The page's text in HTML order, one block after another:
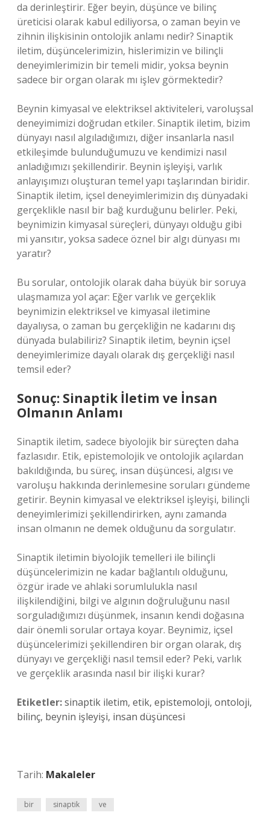
da derinleştirir. Eğer beyin, düşünce ve bilinç
üreticisi olarak kabul ediliyorsa, o zaman beyin ve
zihnin ilişkisinin ontolojik anlamı nedir? Sinaptik
iletim, düşüncelerimizin, hislerimizin ve bilinçli
deneyimlerimizin bir temeli midir, yoksa beynin
sadece bir organ olarak mı işlev görmektedir?
Beynin kimyasal ve elektriksel aktiviteleri, varoluşsal
deneyimimizi doğrudan etkiler. Sinaptik iletim, bizim
dünyayı nasıl algıladığımızı, diğer insanlarla nasıl
etkileşimde bulunduğumuzu ve kendimizi nasıl
anladığımızı şekillendirir. Beynin işleyişi, varlık
anlayışımızı oluşturan temel yapı taşlarından biridir.
Sinaptik iletim, içsel deneyimlerimizin dış dünyadaki
gerçeklikle nasıl bir bağ kurduğunu belirler. Peki,
beynimizin kimyasal süreçleri, dünyayı olduğu gibi
mi yansıtır, yoksa sadece öznel bir algı dünyası mı
yaratır?
Bu sorular, ontolojik olarak daha büyük bir soruya
ulaşmamıza yol açar: Eğer varlık ve gerçeklik
beynimizin elektriksel ve kimyasal iletimine
dayalıysa, o zaman bu gerçekliğin ne kadarını dış
dünyada bulabiliriz? Sinaptik iletim, beynin içsel
deneyimlerimize dayalı olarak dış gerçekliği nasıl
temsil eder?
Sonuç: Sinaptik İletim ve İnsan
Olmanın Anlamı
Sinaptik iletim, sadece biyolojik bir süreçten daha
fazlasıdır. Etik, epistemolojik ve ontolojik açılardan
bakıldığında, bu süreç, insan düşüncesi, algısı ve
varoluşu hakkında derinlemesine soruları gündeme
getirir. Beynin kimyasal ve elektriksel işleyişi, bilinçli
deneyimlerimizi şekillendirirken, aynı zamanda
insan olmanın ne demek olduğunu da sorgulatır.
Sinaptik iletimin biyolojik temelleri ile bilinçli
düşüncelerimizin ne kadar bağlantılı olduğunu,
özgür irade ve ahlaki sorumlulukla nasıl
ilişkilendiğini, bilgi ve algının doğruluğunu nasıl
sorguladığımızı düşünmek, insanın kendi doğasına
dair önemli sorular ortaya koyar. Beynimiz, içsel
düşüncelerimizi şekillendiren bir organ olarak, dış
dünyayı ve gerçekliği nasıl temsil eder? Peki, varlık
ve gerçeklik arasında nasıl bir ilişki kurar?
Etiketler:sinaptik iletim, etik, epistemoloji, ontoloji,
bilinç, beynin işleyişi, insan düşüncesi
Tarih: Makaleler
bir sinaptik ve